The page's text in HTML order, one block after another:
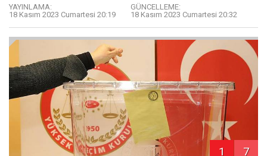
YAYINLAMA:
18 Kasım 2023 Cumartesi 20:19
GÜNCELLEME:
18 Kasım 2023 Cumartesi 20:32
1 7